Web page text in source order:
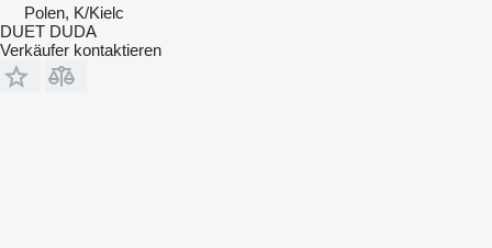
Polen, K/Kielc
DUET DUDA
Verkäufer kontaktieren